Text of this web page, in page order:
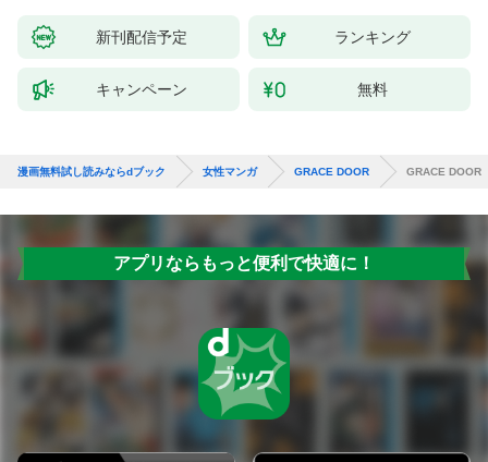
新刊配信予定 ランキング
キャンペーン 無料
漫画無料試し読みならdブック 女性マンガ GRACE DOOR GRACE DOOR
アプリならもっと便利で快適に！